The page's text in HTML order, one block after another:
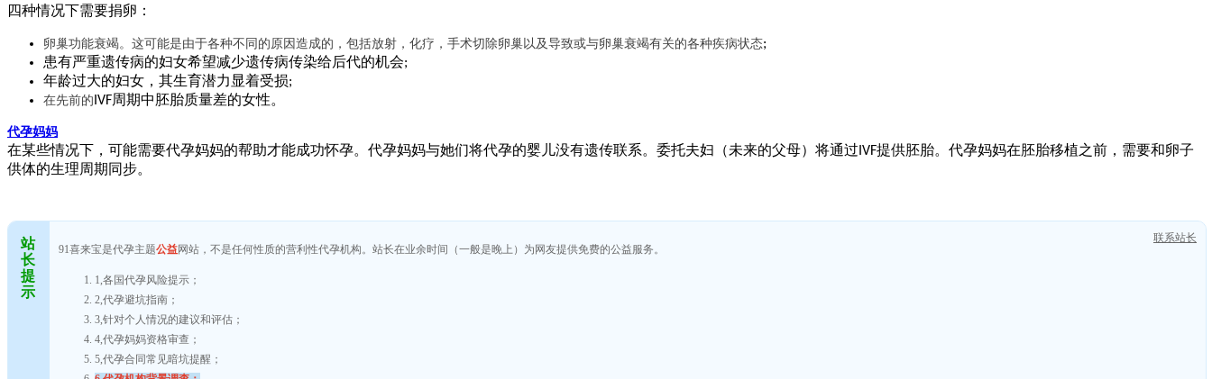
四种情况下需要捐卵 ：
卵巢功能衰竭。这可能是由于各种不同的原因造成的，包括放射，化疗，手术切除卵巢以及导致或与卵巢衰竭有关的各种疾病状态;
患有严重遗传病的妇女希望减少遗传病传染给后代的机会;
年龄过大的妇女，其生育潜力显着受损;
在先前的 IVF周期中胚胎质量差的女性。
代孕妈妈
在某些情况下，可能需要代孕妈妈的帮助才能成功怀孕。 代孕妈妈与她们将代孕的婴儿没有遗传联系。委托夫妇（未来的父母）将通过 IVF提供胚胎。 代孕妈妈在胚胎移植之前，需要和卵子
供体的生理周期同步。
站
长
提
示
91喜来宝是代孕主题公益网站，不是任何性质的营利性代孕机构。站长在业余时间（一般是晚上）为网友提供免费的公益服务。
1,各国代孕风险提示；
2,代孕避坑指南；
3,针对个人情况的建议和评估；
4,代孕妈妈资格审查；
5,代孕合同常见暗坑提醒；
联系站长